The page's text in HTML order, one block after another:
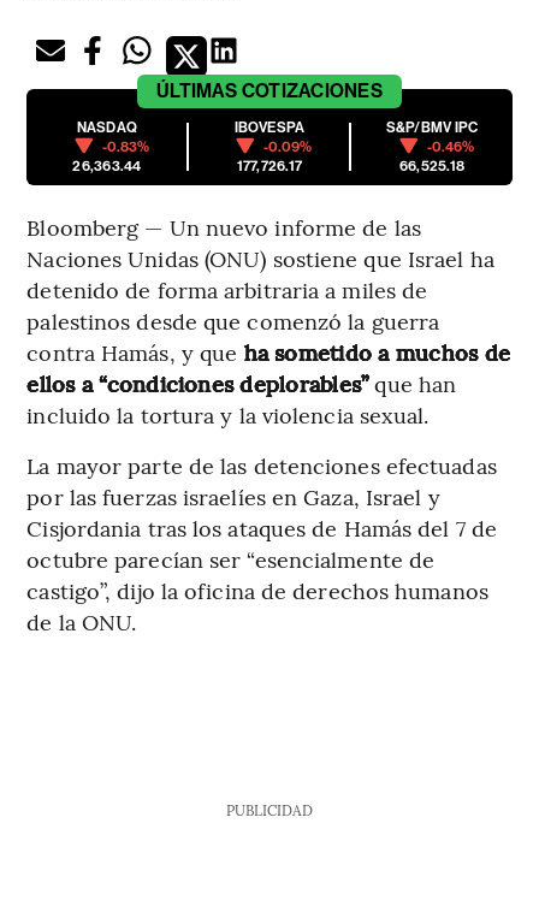
ÚLTIMAS COTIZACIONES
NASDAQ
-0.83%
26,363.44
IBOVESPA
-0.09%
177,726.17
S&P/BMV IPC
-0.46%
66,525.18
Bloomberg — Un nuevo informe de las
Naciones Unidas (ONU) sostiene que Israel ha
detenido de forma arbitraria a miles de
palestinos desde que comenzó la guerra
contra Hamás, y que ha sometido a muchos de
ellos a “condiciones deplorables”que han
incluido la tortura y la violencia sexual.
La mayor parte de las detenciones efectuadas
por las fuerzas israelíes en Gaza, Israel y
Cisjordania tras los ataques de Hamás del 7 de
octubre parecían ser “esencialmente de
castigo”, dijo la oficina de derechos humanos
de la ONU.
PUBLICIDAD